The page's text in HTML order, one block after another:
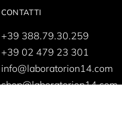
CONTATTI
+39 388.79.30.259
+39 02 479 23 301
info@laboratorion14.com
shop@laboratorion14.com